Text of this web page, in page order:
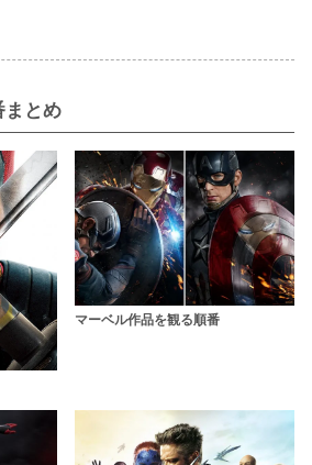
とめ
マーベル作品を観る順番